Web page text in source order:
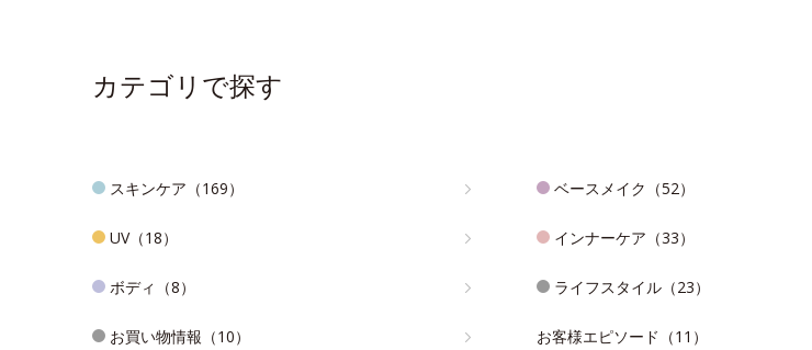
カテゴリで探す
スキンケア（169） ベースメイク（52）
UV（18） インナーケア（33）
ボディ（8） ライフスタイル（23）
お買い物情報（10） お客様エピソード（11）